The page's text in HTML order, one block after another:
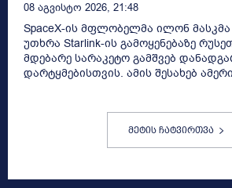
08 Აგვისტო 2026, 21:48
SpaceX-ის მფლობელმა ილონ მასკმა
უთხრა Starlink-ის გამოყენებაზე
მდებარე სარაკეტო გამშვებ
დარტყმებისთვის. ამის შესახებ
მეტის ჩატვირთვა